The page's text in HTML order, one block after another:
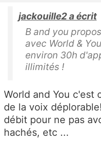
jackouille2 a écrit
B and you
avec World &
environ 30h
illimités !
World and You c'est
de la voix
débit pour ne pas
hachés, etc ...